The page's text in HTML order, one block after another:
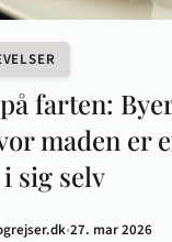
farten:
maden er
sig selv
•27. mar 2026